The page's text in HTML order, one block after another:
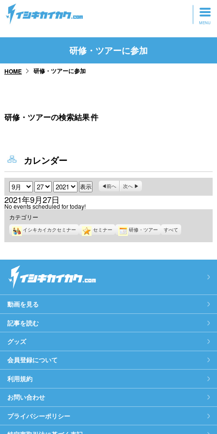
トップページ
研修・ツアーに参加
研修・ツアーに参加
HOME 研修・ツアーに参加
研修・ツアーの検索結果件
カレンダー
月 日 年 前へ 次へ
2021年9月27日
No events scheduled for today!
カテゴリー
イシキカイカクセミナー セミナー 研修・ツアー すべて
動画を見る
記事を読む
グッズ
会員登録について
利用規約
お問い合わせ
プライバシーポリシー